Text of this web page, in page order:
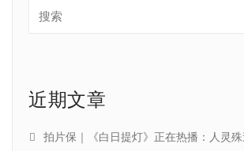
近期文章
拍片保｜《白日提灯》正在热播：人灵